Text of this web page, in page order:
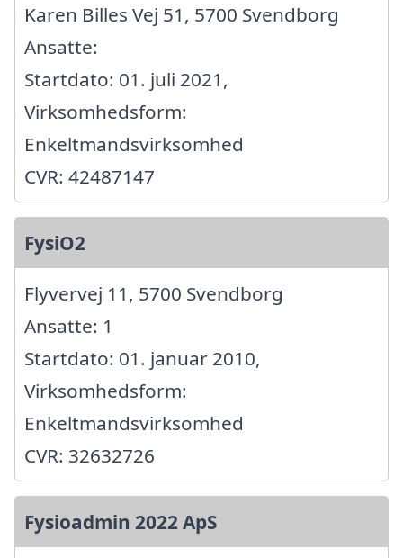
Karen Billes Vej 51, 5700 Svendborg
Ansatte:
Startdato: 01. juli 2021,
Virksomhedsform:
Enkeltmandsvirksomhed
CVR: 42487147
FysiO2
Flyvervej 11, 5700 Svendborg
Ansatte: 1
Startdato: 01. januar 2010,
Virksomhedsform:
Enkeltmandsvirksomhed
CVR: 32632726
Fysioadmin 2022 ApS